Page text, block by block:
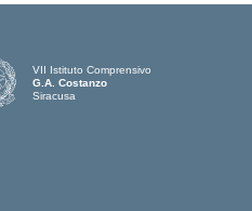
VII Istituto Comprensivo
G.A. Costanzo
Siracusa